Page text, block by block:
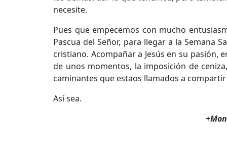
necesite.
Pues que empecemos con mucho
Pascua del Señor, para llegar a la Semana
cristiano. Acompañar a Jesús en su
de unos momentos, la imposición de
caminantes que estaos llamados a
Así sea.